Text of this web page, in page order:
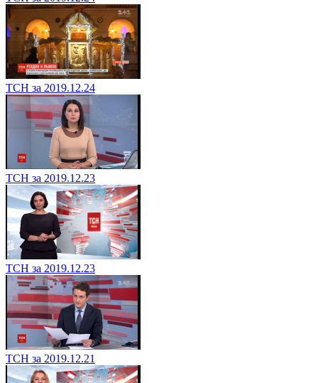
ТСН за 2019.12.24
ТСН за 2019.12.23
ТСН за 2019.12.23
ТСН за 2019.12.21